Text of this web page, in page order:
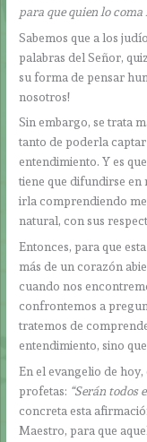
para que quien lo coma
Sabemos que a los
palabras del Señor,
su forma de pensar
nosotros!
Sin embargo, se trata
tanto de poderla
entendimiento. Y es
tiene que difundirse
irla comprendiendo
natural, con sus
Entonces, para que
más de un corazón
cuando nos
confrontemos a
tratemos de
entendimiento, sino
En el evangelio de
profetas: “Serán todos
concreta esta
Maestro, para que